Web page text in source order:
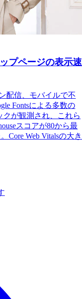
プページの表示速
配信、モバイルで不
Fontsによる多数の
クが観測され、これら
スコアが80から最
Core Web Vitalsの大き